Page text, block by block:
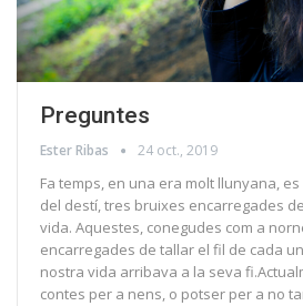
Preguntes
Ester Ribas 24 oct., 2019
Fa temps, en una era molt llunyana,
del destí, tres bruixes encarregades
vida. Aquestes, conegudes com a
encarregades de tallar el fil de cada
nostra vida arribava a la seva
contes per a nens, o potser per a no